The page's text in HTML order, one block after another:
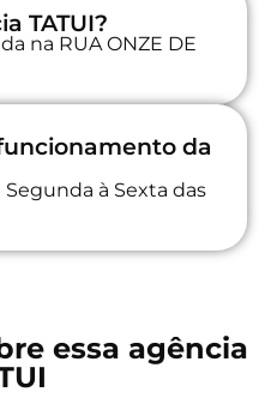
TATUI?
na RUA ONZE DE
da
à Sexta das
essa agência